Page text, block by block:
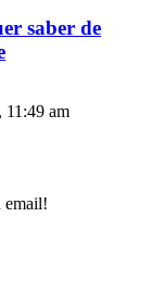
saber de
11:49 am
email!